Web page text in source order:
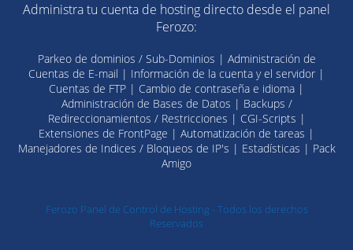
Administra tu cuenta de hosting directo desde el panel
Ferozo:
Parkeo de dominios / Sub-Dominios | Administración de
Cuentas de E-mail | Información de la cuenta y el servidor |
Cuentas de FTP | Cambio de contraseña e idioma |
Administración de Bases de Datos | Backups /
Redireccionamientos / Restricciones | CGI-Scripts |
Extensiones de FrontPage | Automatización de tareas |
Manejadores de Indices / Bloqueos de IP's | Estadísticas | Pack
Amigo
Ferozo Panel de Control de Hosting - Todos los derechos
Reservados